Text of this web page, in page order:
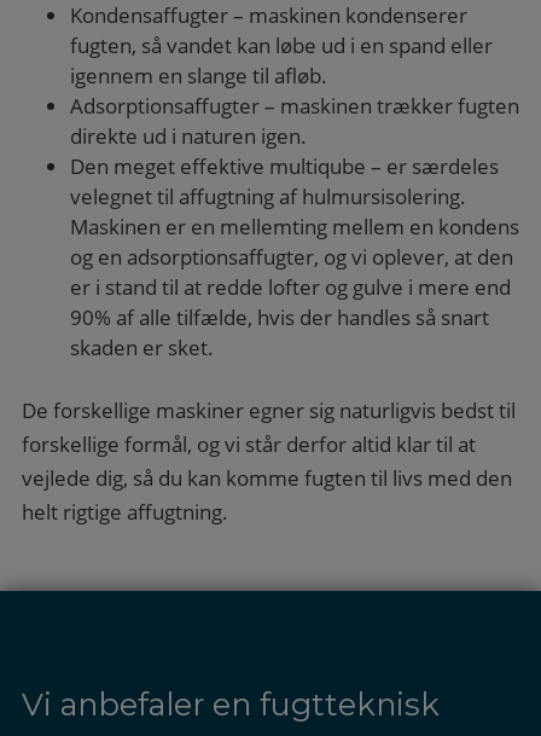
Kondensaffugter – maskinen kondenserer
fugten, så vandet kan løbe ud i en spand eller
igennem en slange til afløb.
Adsorptionsaffugter – maskinen trækker fugten
direkte ud i naturen igen.
Den meget effektive multiqube – er særdeles
velegnet til affugtning af hulmursisolering.
Maskinen er en mellemting mellem en kondens
og en adsorptionsaffugter, og vi oplever, at den
er i stand til at redde lofter og gulve i mere end
90% af alle tilfælde, hvis der handles så snart
skaden er sket.
De forskellige maskiner egner sig naturligvis bedst til
forskellige formål, og vi står derfor altid klar til at
vejlede dig, så du kan komme fugten til livs med den
helt rigtige affugtning.
Vi anbefaler en fugtteknisk